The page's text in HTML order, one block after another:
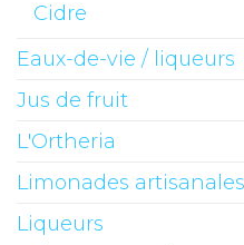
Cidre
Eaux-de-vie / liqueurs
Jus de fruit
L'Ortheria
Limonades artisanales
Liqueurs